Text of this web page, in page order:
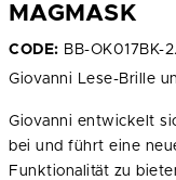
MAGMASK
CODE: BB-OK017BK-
Giovanni Lese-Brille
Giovanni entwickelt
bei und führt eine
Funktionalität zu